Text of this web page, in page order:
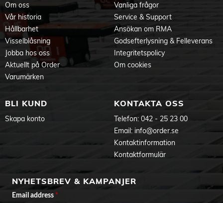
Om oss
Vår historia
Hållbarhet
Visselblåsning
Jobba hos oss
Aktuellt på Order
Varumärken
Vanliga frågor
Service & Support
Ansökan om RMA
Godsefterlysning & Felleverans
Integritetspolicy
Om cookies
BLI KUND
Skapa konto
KONTAKTA OSS
Telefon: 042 - 25 23 00
Email: info@order.se
Kontaktinformation
Kontaktformulär
NYHETSBREV & KAMPANJER
Email address *